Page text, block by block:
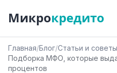
Микрокредито
Главная/Блог/Статьи и советы
Подборка МФО, которые
процентов